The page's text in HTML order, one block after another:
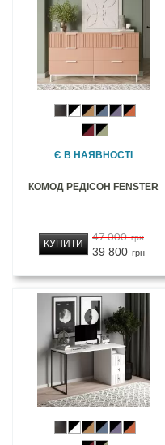
Є В НАЯВНОСТІ
КОМОД РЕДІСОН FENSTER
47 000 грн
39 800 грн
КУПИТИ